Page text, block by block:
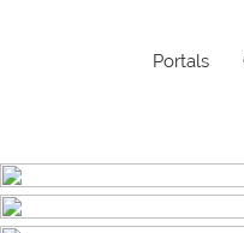
Portals